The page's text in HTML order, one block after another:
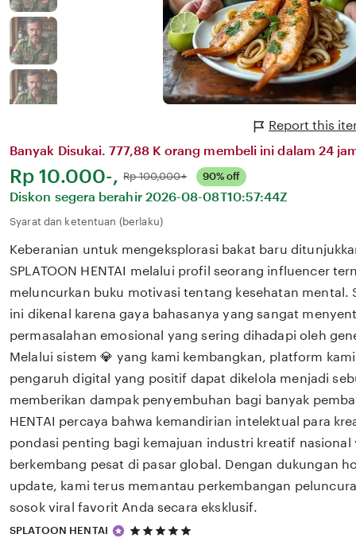
Report this
Banyak Disukai. 777,88 K orang membeli ini dalam 24
Harga:
Rp 10.000-, Normal:
Rp 100,000+ 90% off
Diskon segera berahir 2026-08-08T10:57:44Z
Syarat dan ketentuan (berlaku)
Keberanian untuk mengeksplorasi bakat baru
SPLATOON HENTAI melalui profil seorang influencer
meluncurkan buku motivasi tentang kesehatan mental.
ini dikenal karena gaya bahasanya yang sangat
permasalahan emosional yang sering dihadapi oleh
Melalui sistem 💎 yang kami kembangkan, platform
pengaruh digital yang positif dapat dikelola menjadi
memberikan dampak penyembuhan bagi banyak
HENTAI percaya bahwa kemandirian intelektual para
pondasi penting bagi kemajuan industri kreatif nasional
berkembang pesat di pasar global. Dengan dukungan
update, kami terus memantau perkembangan
sosok viral favorit Anda secara eksklusif.
SPLATOON HENTAI
5